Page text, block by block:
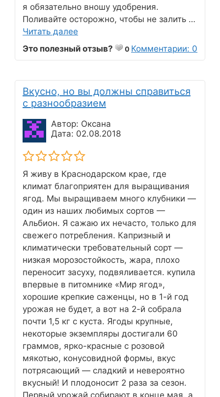
я обязательно вношу удобрения.
Поливайте осторожно, чтобы не залить …
Читать далее
Это полезный отзыв?
0 Комментарии: 0
Вкусно, но вы должны справиться
с разнообразием
Автор: Оксана
Дата: 02.08.2018
Я живу в Краснодарском крае, где
климат благоприятен для выращивания
ягод. Мы выращиваем много клубники —
один из наших любимых сортов —
Альбион. Я сажаю их нечасто, только для
свежего потребления. Капризный и
климатически требовательный сорт —
низкая морозостойкость, жара, плохо
переносит засуху, подвяливается. купила
впервые в питомнике «Мир ягод»,
хорошие крепкие саженцы, но в 1-й год
урожая не будет, а вот на 2-й собрала
почти 1,5 кг с куста. Ягоды крупные,
некоторые экземпляры достигали 60
граммов, ярко-красные с розовой
мякотью, конусовидной формы, вкус
потрясающий — сладкий и невероятно
вкусный! И плодоносит 2 раза за сезон.
Первый урожай собирают в конце мая, а